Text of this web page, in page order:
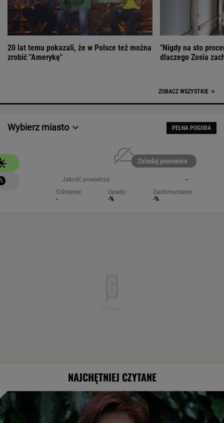
20 lat temu pokazali, że w Polsce też można
zrobić "Amerykę"
"Nigdy na sto
dlaczego Zosia
ZOBACZ WSZYSTKIE
Wybierz miasto PEŁNA POGODA
Załaduj ponownie
Jakość powietrza:
-
Ciśnienie:
-
Opady:
-%
Zachmurzenie:
-%
NAJCHĘTNIEJ CZYTANE